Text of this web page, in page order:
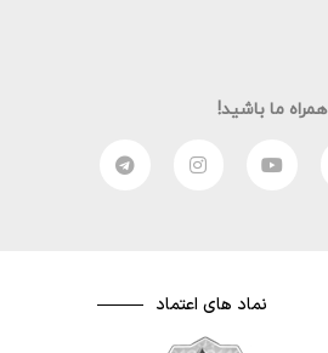
همراه ما باشید!
نماد های اعتماد